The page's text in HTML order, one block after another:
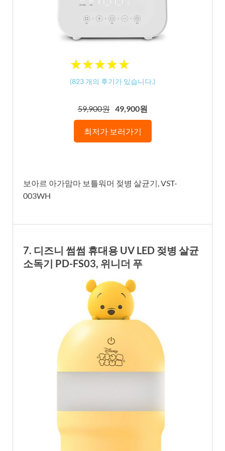
★★★★★
★★★★★
(823 개의 후기가 있습니다.)
59,900원 49,900원
최저가 보러가기
보아르 아가맘마 보틀워머 젖병 살균기, VST-
003WH
7. 디즈니 썸썸 휴대용 UV LED 젖병 살균
소독기 PD-FS03, 위니더 푸